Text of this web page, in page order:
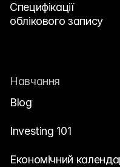
Специфікації
облікового запису
Навчання
Blog
Investing 101
Економічний